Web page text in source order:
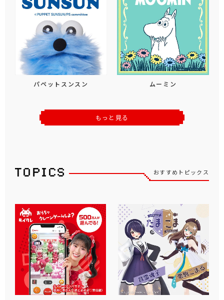
パペットスンスン ムーミン
もっと見る
おすすめトピックス